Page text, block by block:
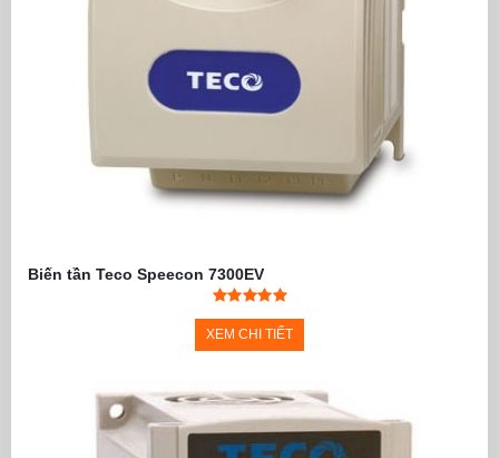
Biến tần Teco Speecon 7300EV
XEM CHI TIẾT